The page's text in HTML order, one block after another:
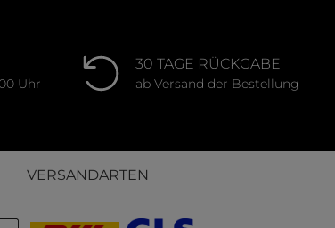
Uhr
30 TAGE RÜCKGABE
ab Versand der Bestellung
VERSANDARTEN